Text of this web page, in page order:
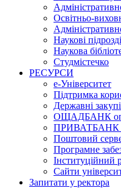
Освітньо-
Наукові
Наукова
Студмістечко
РЕСУРСИ
е-Університет
Підтримка
Державні
ОЩАДБАНК
ПРИВАТБАНК
Поштовий
Програмне
Інституційний
Сайти
Запитати у ректора